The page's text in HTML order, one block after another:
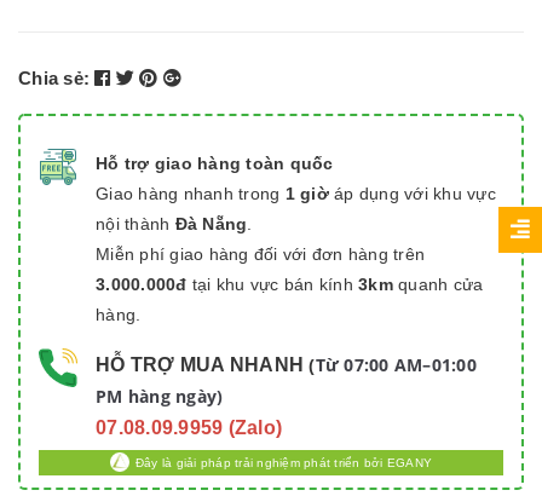
Chia sẻ:
Hỗ trợ giao hàng toàn quốc
Giao hàng nhanh trong 1 giờáp dụng với khu vực
nội thành Đà Nẵng
Miễn phí giao hàng đối với đơn hàng trên
3.000.000đ tại khu vực bán kính 3kmquanh cửa
hàng.
HỖ TRỢ MUA NHANH (Từ 07:00 AM–01:00
PM hàng ngày)
07.08.09.9959 (Zalo)
Đây là giải pháp trải nghiệm phát triển bởi EGANY